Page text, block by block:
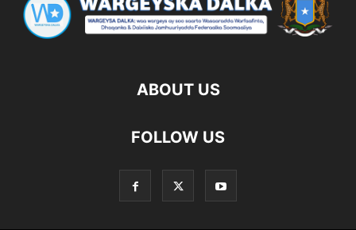
ABOUT US
FOLLOW US